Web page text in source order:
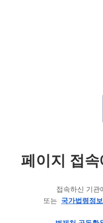
페이지 접
접속하신 기관
또는 국가법령정